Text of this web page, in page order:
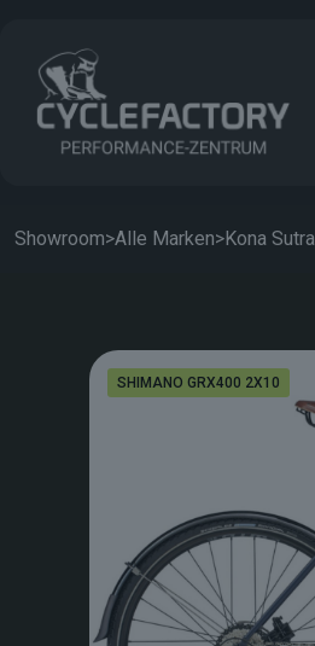
Showroom>Alle Marken>Kona
SHIMANO GRX400 2X10